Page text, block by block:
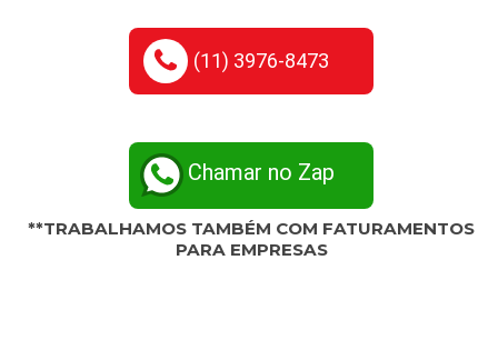
(11) 3976-8473
Chamar no Zap
**TRABALHAMOS TAMBÉM COM FATURAMENTOS
PARA EMPRESAS